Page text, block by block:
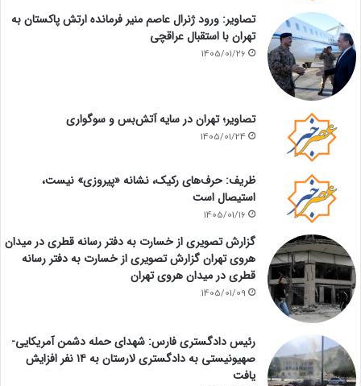
تصاویر: ورود ژنرال عاصم منیر فرمانده ارتش پاکستان به
تهران با استقبال عراقچی
1405/01/26
تصاویر؛ تهران در سایه آتش‌بس و سوگواری
1405/01/24
ظریف: حرف‌های رکیک، نشانه «پیروزی» نیست،
استیصال است
1405/01/16
گزارش تصویری از خسارت به دفتر رسانه قطری در میدان
هروی تهران گزارش تصویری از خسارت به دفتر رسانه
قطری در میدان هروی تهران
1405/01/09
رئیس دادگستری فارس: شهدای حمله دشمن آمریکایی-
صهیونیستی به دادگستری لارستان به ۱۴ نفر افزایش
یافت